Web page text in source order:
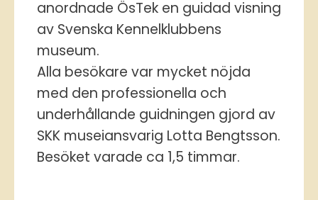
anordnade ÖsTek en guidad visning
av Svenska Kennelklubbens
museum.
Alla besökare var mycket nöjda
med den professionella och
underhållande guidningen gjord av
SKK museiansvarig Lotta Bengtsson.
Besöket varade ca 1,5 timmar.